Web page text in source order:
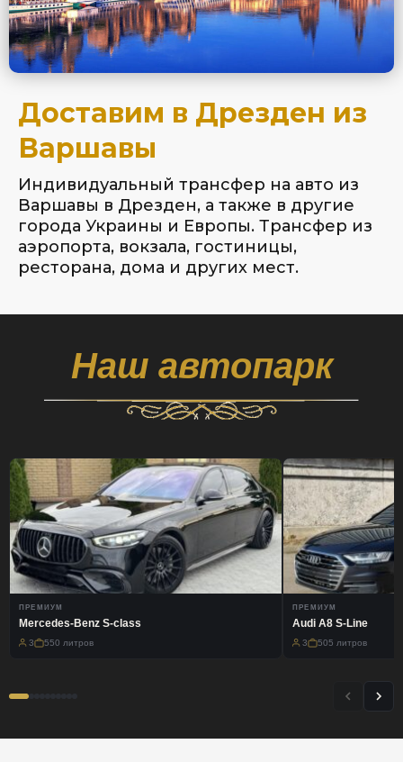
Доставим в Дрезден из
Варшавы
Индивидуальный трансфер на авто из
Варшавы в Дрезден, а также в другие
города Украины и Европы. Трансфер из
аэропорта, вокзала, гостиницы,
ресторана, дома и других мест.
Наш автопарк
ПРЕМИУМ
Mercedes-Benz S-class
3 550 литров
ПРЕМИУМ
Audi A8 S-Line
3 505 литров